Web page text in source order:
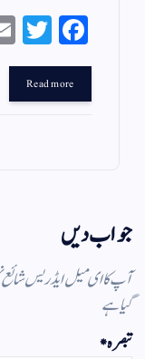
Fa
ce
bo
ok
T
wi
r
Read more
جواب دیں
آپ کا ای میل ایڈریس شائع
گیا ہے
تبصرہ*